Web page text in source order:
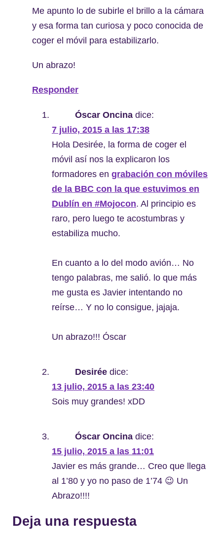
Me apunto lo de subirle el brillo a la cámara
y esa forma tan curiosa y poco conocida de
coger el móvil para estabilizarlo.
Un abrazo!
Responder
Óscar Oncina dice:
7 julio, 2015 a las 17:38
Hola Desirée, la forma de coger el
móvil así nos la explicaron los
formadores en grabación con móviles
de la BBC con la que estuvimos en
Dublín en #Mojocon. Al principio es
raro, pero luego te acostumbras y
estabiliza mucho.
En cuanto a lo del modo avión… No
tengo palabras, me salió. lo que más
me gusta es Javier intentando no
reírse… Y no lo consigue, jajaja.
Un abrazo!!! Óscar
Desirée dice:
13 julio, 2015 a las 23:40
Sois muy grandes! xDD
Óscar Oncina dice:
15 julio, 2015 a las 11:01
Javier es más grande… Creo que llega
al 1’80 y yo no paso de 1’74 😉 Un
Abrazo!!!!
Deja una respuesta